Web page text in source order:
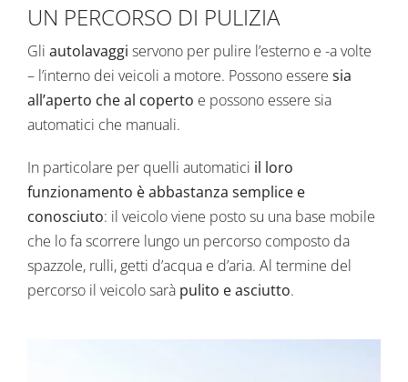
UN PERCORSO DI PULIZIA
Gli autolavaggi servono per pulire l’esterno e -a volte
– l’interno dei veicoli a motore. Possono essere sia
all’aperto che al coperto e possono essere sia
automatici che manuali.
In particolare per quelli automatici il loro
funzionamento è abbastanza semplice e
conosciuto: il veicolo viene posto su una base mobile
che lo fa scorrere lungo un percorso composto da
spazzole, rulli, getti d’acqua e d’aria. Al termine del
percorso il veicolo sarà pulito e asciutto.